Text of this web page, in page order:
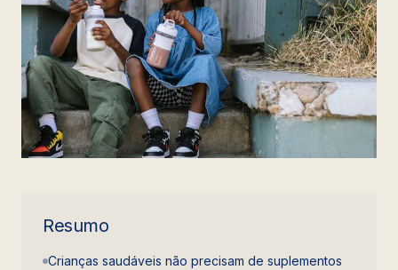
Resumo
Crianças saudáveis não precisam de suplementos